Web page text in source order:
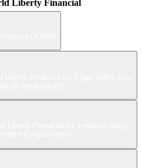
Liberty Financial